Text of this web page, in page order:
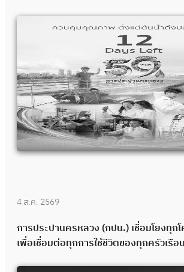
4 ส.ค. 2569
การประปานครหลวง (กปน.) เชื่อมโยงทุก
เพื่อเชื่อมต่อทุกการใช้ชีวิตของทุกครัวเรือ